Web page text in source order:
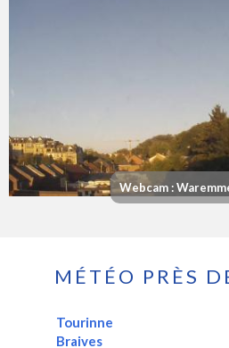
Webcam :
MÉTÉO PRÈS
Tourinne
Braives